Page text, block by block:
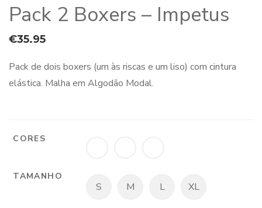
Pack 2 Boxers – Impetus
€35.95
Pack de dois boxers (um às riscas e um liso) com cintura
elástica. Malha em Algodão Modal.
CORES
TAMANHO
S M L XL